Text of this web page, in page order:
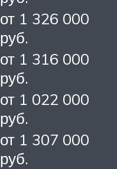
от 1 326 000
руб.
от 1 316 000
руб.
от 1 022 000
руб.
от 1 307 000
руб.